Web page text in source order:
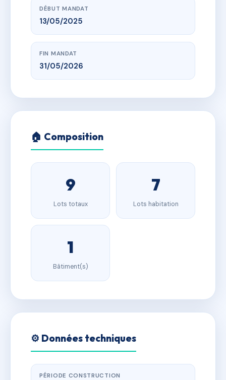
DÉBUT MANDAT
13/05/2025
FIN MANDAT
31/05/2026
🏠 Composition
9
Lots totaux
7
Lots habitation
1
Bâtiment(s)
⚙️ Données techniques
PÉRIODE CONSTRUCTION